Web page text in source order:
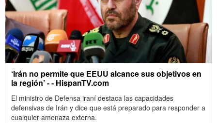
‘Irán no permite que EEUU alcance sus objetivos en
la región’ - - HispanTV.com
El ministro de Defensa iraní destaca las capacidades
defensivas de Irán y dice que ‎está preparado para responder a
cualquier amenaza externa.‎